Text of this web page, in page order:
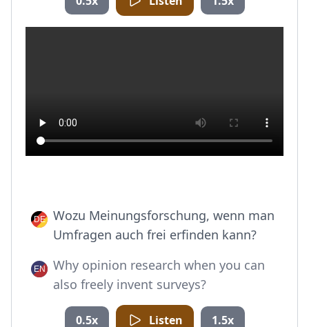
Wozu Meinungsforschung, wenn man
Umfragen auch frei erfinden kann?
Why opinion research when you can
also freely invent surveys?
0.5x Listen 1.5x